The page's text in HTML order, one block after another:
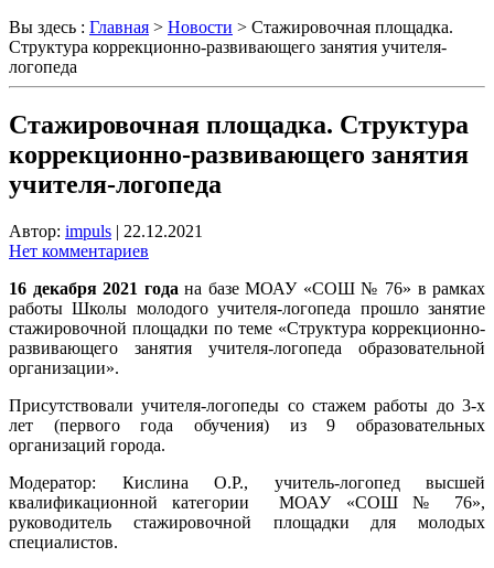
Вы здесь : Главная > Новости > Стажировочная площадка.
Структура коррекционно-развивающего занятия учителя-
логопеда
Стажировочная площадка. Структура
коррекционно-развивающего занятия
учителя-логопеда
Автор: impuls | 22.12.2021
Нет комментариев
16 декабря 2021 года на базе МОАУ «СОШ № 76» в рамках
работы Школы молодого учителя-логопеда прошло занятие
стажировочной площадки по теме «Структура коррекционно-
развивающего занятия учителя-логопеда образовательной
организации».
Присутствовали учителя-логопеды со стажем работы до 3-х
лет (первого года обучения) из 9 образовательных
организаций города.
Модератор: Кислина О.Р., учитель-логопед высшей
квалификационной категории МОАУ «СОШ № 76»,
руководитель стажировочной площадки для молодых
специалистов.